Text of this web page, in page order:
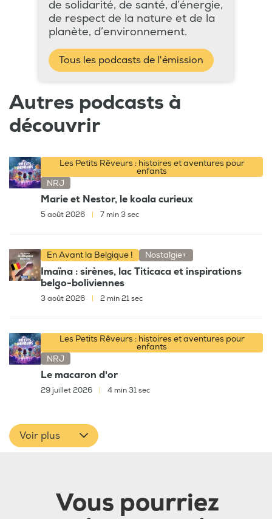
de solidarité, de santé, d’énergie,
de respect de la nature et de la
planète, d’environnement.
Tous les podcasts de l'émission
Autres podcasts à
découvrir
Les Petits Rêveurs : histoires et aventures pour
enfants
NRJ
Marie et Nestor, le koala curieux
5 août 2026 7 min 3 sec
En Avant la Belgique ! Nostalgie+
Imaïna : sirènes, lac Titicaca et inspirations
belgo-boliviennes
3 août 2026 | 2 min 21 sec
Les Petits Rêveurs : histoires et aventures pour
enfants
NRJ
Le macaron d'or
29 juillet 2026 4 min 31 sec
Voir plus
Vous pourriez